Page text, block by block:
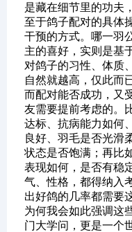
是藏在细节里的功夫
至于鸽子配对的具体
干预的方式。哪一羽
主的喜好，实则是
对鸽子的习性、体质
自然就越高，仅此而
而配对能否成功，又
友需要提前考虑的。
达标、抗病能力如何
良好、羽毛是否光滑
状态是否饱满；再比
表现如何，是否有稳
气、性格，都得纳入
出好鸽的几率都需要
为何我会如此强调这
门大学问，更是一个